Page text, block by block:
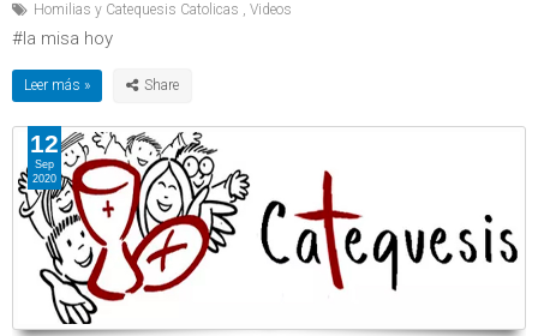
Homilias y Catequesis Catolicas , Videos
#la misa hoy
Leer más »
12
Sep
2020